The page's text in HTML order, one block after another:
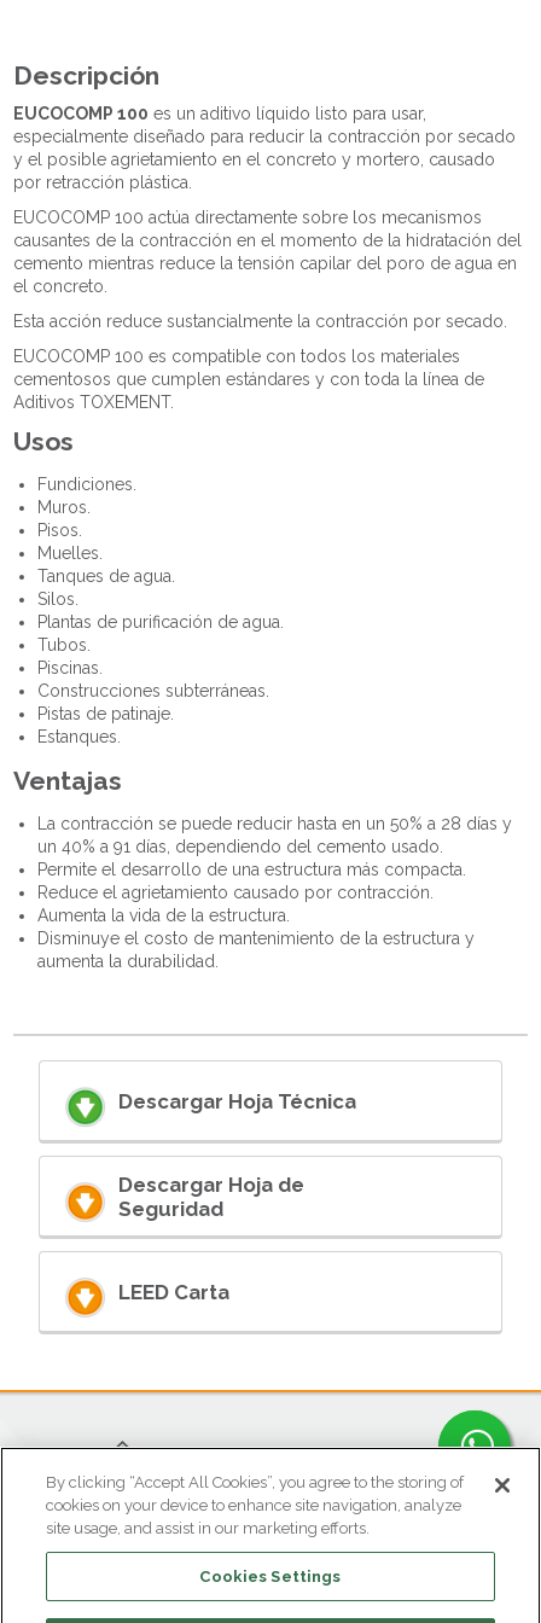
Descripción
EUCOCOMP 100 es un aditivo líquido listo para usar,
especialmente diseñado para reducir la contracción por secado
y el posible agrietamiento en el concreto y mortero, causado
por retracción plástica.
EUCOCOMP 100 actúa directamente sobre los mecanismos
causantes de la contracción en el momento de la hidratación del
cemento mientras reduce la tensión capilar del poro de agua en
el concreto.
Esta acción reduce sustancialmente la contracción por secado.
EUCOCOMP 100 es compatible con todos los materiales
cementosos que cumplen estándares y con toda la línea de
Aditivos TOXEMENT.
Usos
Fundiciones.
Muros.
Pisos.
Muelles.
Tanques de agua.
Silos.
Plantas de purificación de agua.
Tubos.
Piscinas.
Construcciones subterráneas.
Pistas de patinaje.
Estanques.
Ventajas
La contracción se puede reducir hasta en un 50% a 28 días y
un 40% a 91 días, dependiendo del cemento usado.
Permite el desarrollo de una estructura más compacta.
Reduce el agrietamiento causado por contracción.
Aumenta la vida de la estructura.
Disminuye el costo de mantenimiento de la estructura y
aumenta la durabilidad.
Descargar Hoja Técnica
Descargar Hoja de
Seguridad
LEED Carta
OFICINA ATENCIÓN AL CLIENTE
Tel (601) 869 8787
By clicking “Accept All Cookies”, you agree to the storing of
cookies on your device to enhance site navigation, analyze
site usage, and assist in our marketing efforts.
Cookies Settings